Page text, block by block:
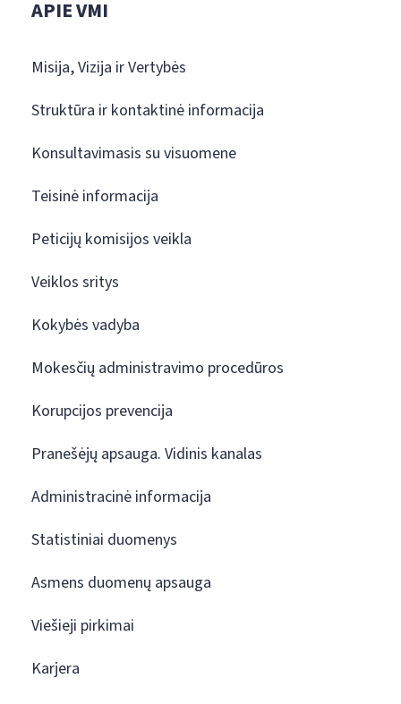
APIE VMI
Misija, Vizija ir Vertybės
Struktūra ir kontaktinė informacija
Konsultavimasis su visuomene
Teisinė informacija
Peticijų komisijos veikla
Veiklos sritys
Kokybės vadyba
Mokesčių administravimo procedūros
Korupcijos prevencija
Pranešėjų apsauga. Vidinis kanalas
Administracinė informacija
Statistiniai duomenys
Asmens duomenų apsauga
Viešieji pirkimai
Karjera